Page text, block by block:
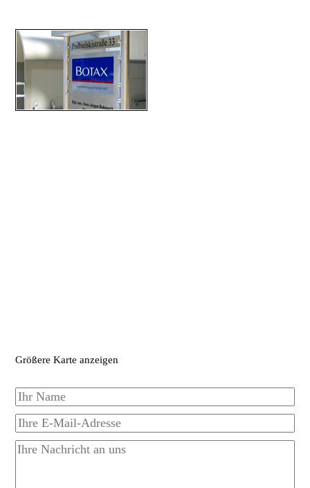
Größere Karte anzeigen